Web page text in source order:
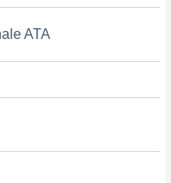
ATA